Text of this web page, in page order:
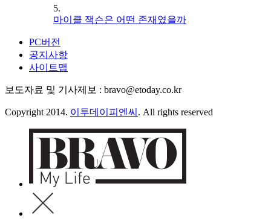
5.
마이클 잭슨은 어떤 존재였을까
PC버전
공지사항
사이트맵
보도자료 및 기사제보 : bravo@etoday.co.kr
Copyright 2014. 이투데이피엔씨 . All rights reserved